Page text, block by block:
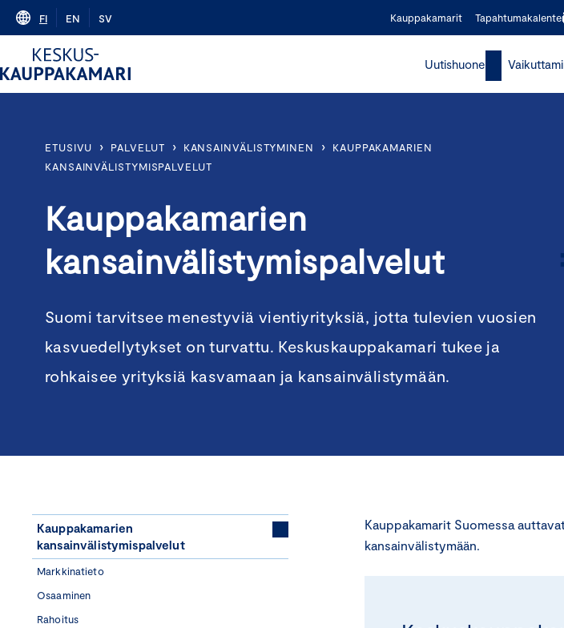
Skip
content
FI EN SV Kauppakamarit
Uutishuone
ETUSIVU › PALVELUT › KANSAINVÄLISTYMINEN ›
KAUPPAKAMARIEN
KANSAINVÄLISTYMISPALVELUT
Kauppakamarien
kansainvälistymispalvelut
Suomi tarvitsee menestyviä vientiyrityksiä, jotta tulevien vuosien
kasvuedellytykset on turvattu. Keskuskauppakamari tukee ja
rohkaisee yrityksiä kasvamaan ja kansainvälistymään.
Kauppakamarien
kansainvälistymispalvelut
Markkinatieto
Osaaminen
Rahoitus
Kauppakamarit Suomessa
kansainvälistymään.